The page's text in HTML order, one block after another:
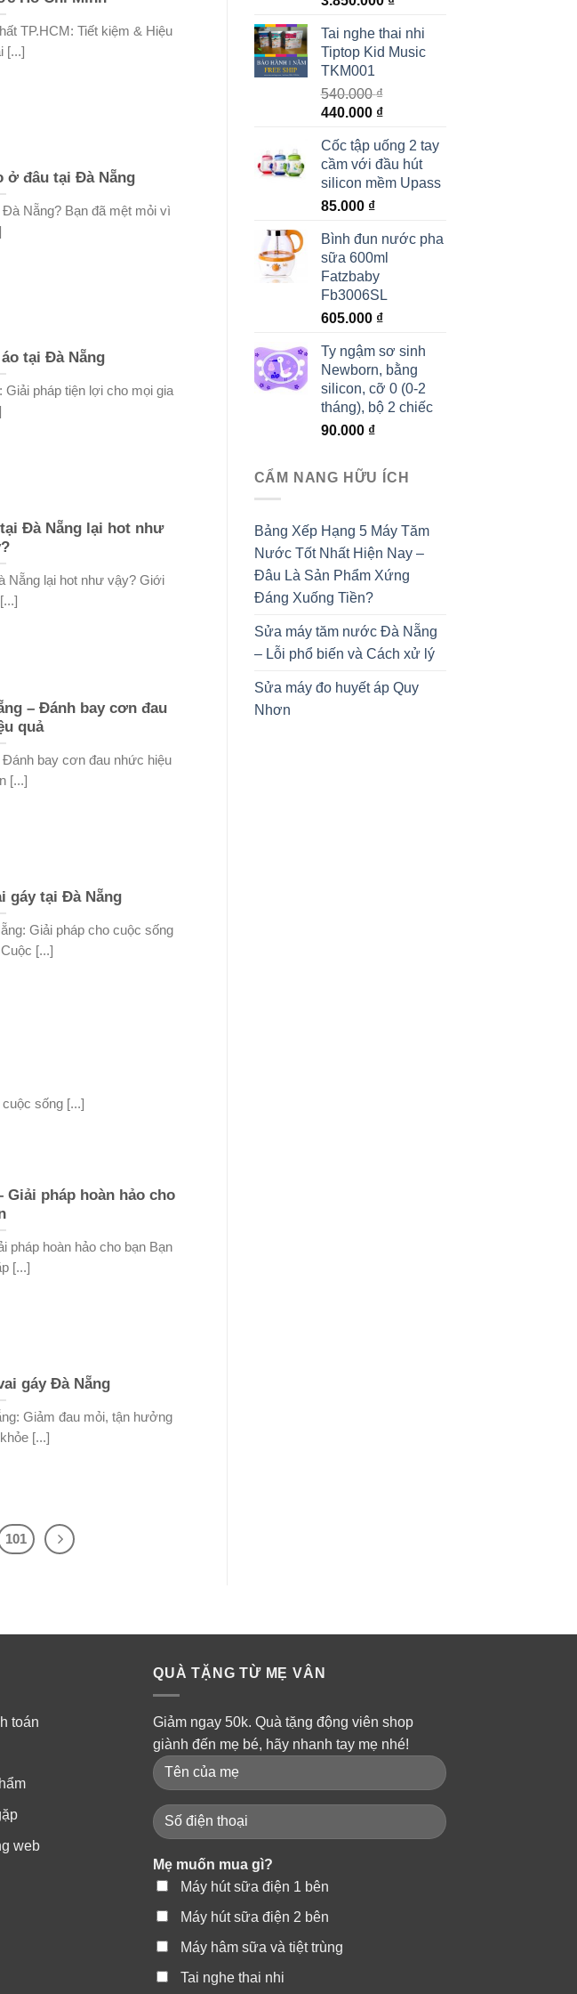
TP.HCM: Tiết kiệm & Hiệu
[...]
ở đâu tại Đà Nẵng
Nẵng? Bạn đã mệt mỏi vì
tại Đà Nẵng
Giải pháp tiện lợi cho mọi gia
Đà Nẵng lại hot như
Nẵng lại hot như vậy? Giới
– Đánh bay cơn đau
quả
bay cơn đau nhức hiệu
[...]
gáy tại Đà Nẵng
Giải pháp cho cuộc sống
[...]
sống [...]
Giải pháp hoàn hảo cho
pháp hoàn hảo cho bạn Bạn
[...]
gáy Đà Nẵng
Giảm đau mỏi, tận hưởng
[...]
101
Tai nghe thai nhi
Tiptop Kid Music
TKM001
540.000₫
440.000 ₫
Cốc tập uống 2 tay
cầm với đầu hút
silicon mềm Upass
85.000 ₫
Bình đun nước pha
sữa 600ml
Fatzbaby
Fb3006SL
605.000 ₫
Ty ngậm sơ sinh
Newborn, bằng
silicon, cỡ 0 (0-2
tháng), bộ 2 chiếc
90.000 ₫
CẨM NANG HỮU ÍCH
Bảng Xếp Hạng 5 Máy Tăm
Nước Tốt Nhất Hiện Nay –
Đâu Là Sản Phẩm Xứng
Đáng Xuống Tiền?
Sửa máy tăm nước Đà Nẵng
– Lỗi phổ biến và Cách xử lý
Sửa máy đo huyết áp Quy
Nhơn
toán
web
QUÀ TẶNG TỪ MẸ VÂN
Giảm ngay 50k. Quà tặng động viên shop
giành đến mẹ bé, hãy nhanh tay mẹ nhé!
Mẹ muốn mua gì?
Máy hút sữa điện 1 bên
Máy hút sữa điện 2 bên
Máy hâm sữa và tiệt trùng
Tai nghe thai nhi